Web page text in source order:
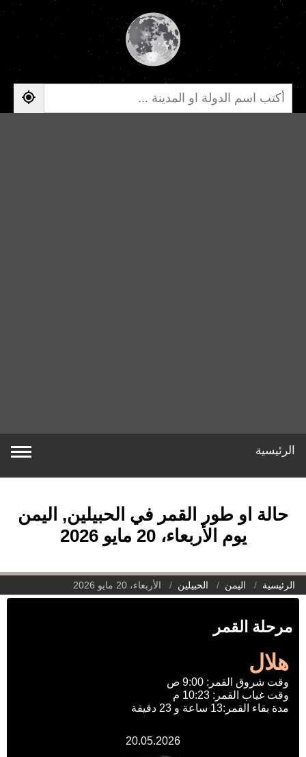
الرئيسية
حالة او طور القمر في الحبيلين, اليمن
يوم الأربعاء، 20 مايو 2026
الرئيسية اليمن الحبيلين الأربعاء، 20 مايو 2026
مرحلة القمر
هلال
وقت شروق القمر: 9:00 ص
وقت غياب القمر: 10:23 م
مدة بقاء القمر:13 ساعة و 23 دقيقة
20.05.2026